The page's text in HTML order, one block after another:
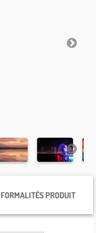
FORMALITÉS PRODUIT